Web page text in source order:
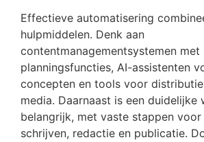
Effectieve automatisering
hulpmiddelen. Denk aan
contentmanagementsystemen met
planningsfuncties, AI-assistenten
concepten en tools voor
media. Daarnaast is een duidelijke
belangrijk, met vaste stappen
schrijven, redactie en publicatie.